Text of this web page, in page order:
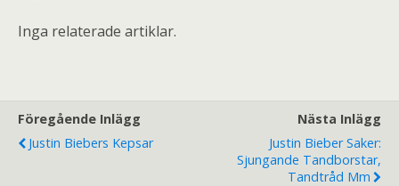
Inga relaterade artiklar.
Föregående Inlägg
Justin Biebers Kepsar
Nästa Inlägg
Justin Bieber Saker:
Sjungande Tandborstar,
Tandtråd Mm